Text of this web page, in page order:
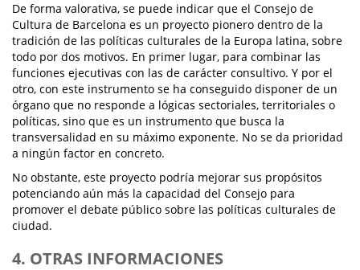
De forma valorativa, se puede indicar que el Consejo de
Cultura de Barcelona es un proyecto pionero dentro de la
tradición de las políticas culturales de la Europa latina, sobre
todo por dos motivos. En primer lugar, para combinar las
funciones ejecutivas con las de carácter consultivo. Y por el
otro, con este instrumento se ha conseguido disponer de un
órgano que no responde a lógicas sectoriales, territoriales o
políticas, sino que es un instrumento que busca la
transversalidad en su máximo exponente. No se da prioridad
a ningún factor en concreto.
No obstante, este proyecto podría mejorar sus propósitos
potenciando aún más la capacidad del Consejo para
promover el debate público sobre las políticas culturales de
ciudad.
4. OTRAS INFORMACIONES